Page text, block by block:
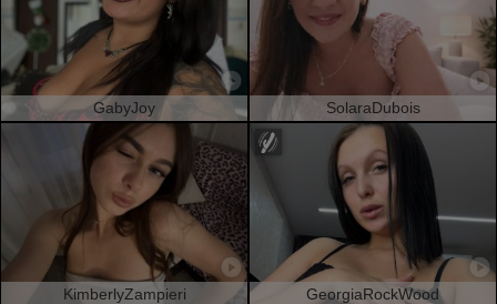
GabyJoy SolaraDubois
KimberlyZampieri GeorgiaRockWood